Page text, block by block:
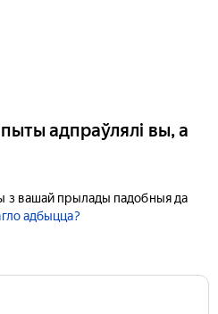
адпраўлялі вы, а
з вашай прылады падобныя да
адбыцца?